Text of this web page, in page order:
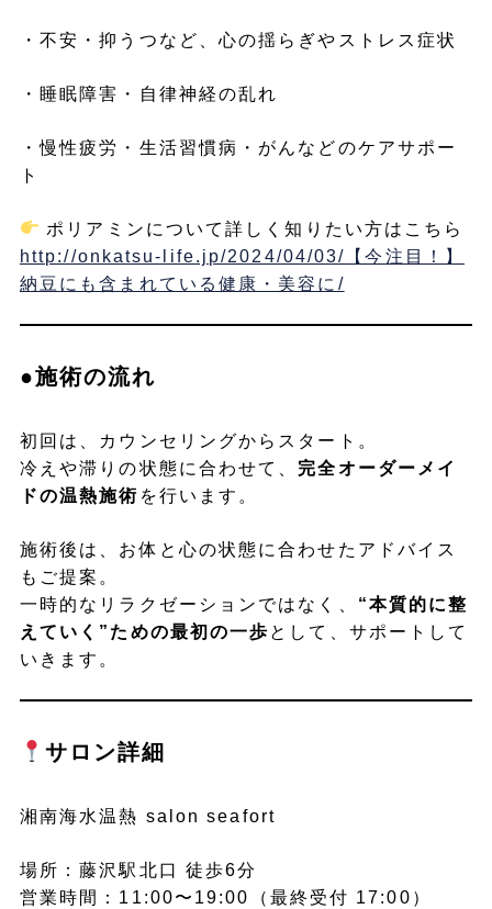
・不安・抑うつなど、心の揺らぎやストレス症状
・睡眠障害・自律神経の乱れ
・慢性疲労・生活習慣病・がんなどのケアサポー
ト
ポリアミンについて詳しく知りたい方はこちら
http://onkatsu-life.jp/2024/04/03/【今注目！】
納豆にも含まれている健康・美容に/
●施術の流れ
初回は、カウンセリングからスタート。
冷えや滞りの状態に合わせて、 完全オーダーメイ
ドの温熱施術 を行います。
施術後は、お体と心の状態に合わせたアドバイス
もご提案。
一時的なリラクゼーションではなく、 “本質的に整
えていく”ための最初の一歩 として、サポートして
いきます。
サロン詳細
湘南海水温熱 salon seafort
場所：藤沢駅北口 徒歩6分
営業時間：11:00〜19:00（最終受付 17:00）